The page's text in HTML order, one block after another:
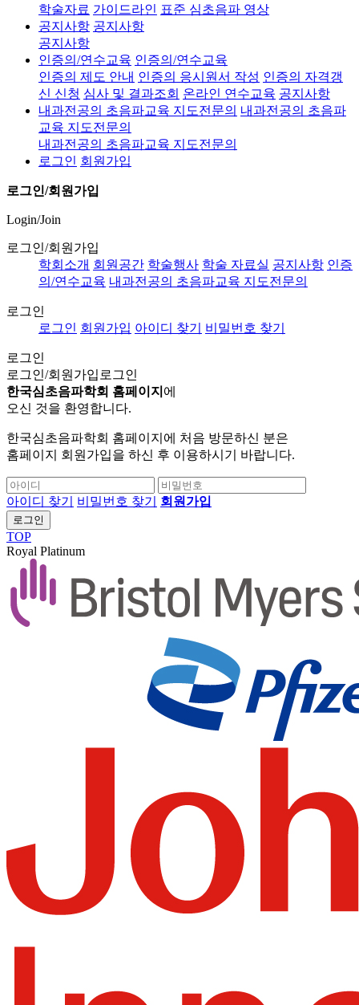
학술자료 가이드라인 표준 심초음파 영상
공지사항 공지사항
공지사항
인증의/연수교육 인증의/연수교육
인증의 제도 안내 인증의 응시원서 작성 인증의 자격갱
신 신청 심사 및 결과조회 온라인 연수교육 공지사항
내과전공의 초음파교육 지도전문의 내과전공의 초음파
교육 지도전문의
내과전공의 초음파교육 지도전문의
로그인 회원가입
로그인/회원가입
Login/Join
로그인/회원가입
학회소개 회원공간 학술행사 학술 자료실 공지사항 인증
의/연수교육 내과전공의 초음파교육 지도전문의
로그인
로그인 회원가입 아이디 찾기 비밀번호 찾기
로그인
로그인/회원가입 로그인
한국심초음파학회 홈페이지 에
오신 것을 환영합니다.
한국심초음파학회 홈페이지에 처음 방문하신 분은
홈페이지 회원가입을 하신 후 이용하시기 바랍니다.
아이디 찾기 비밀번호 찾기 회원가입
로그인
TOP
Royal Platinum